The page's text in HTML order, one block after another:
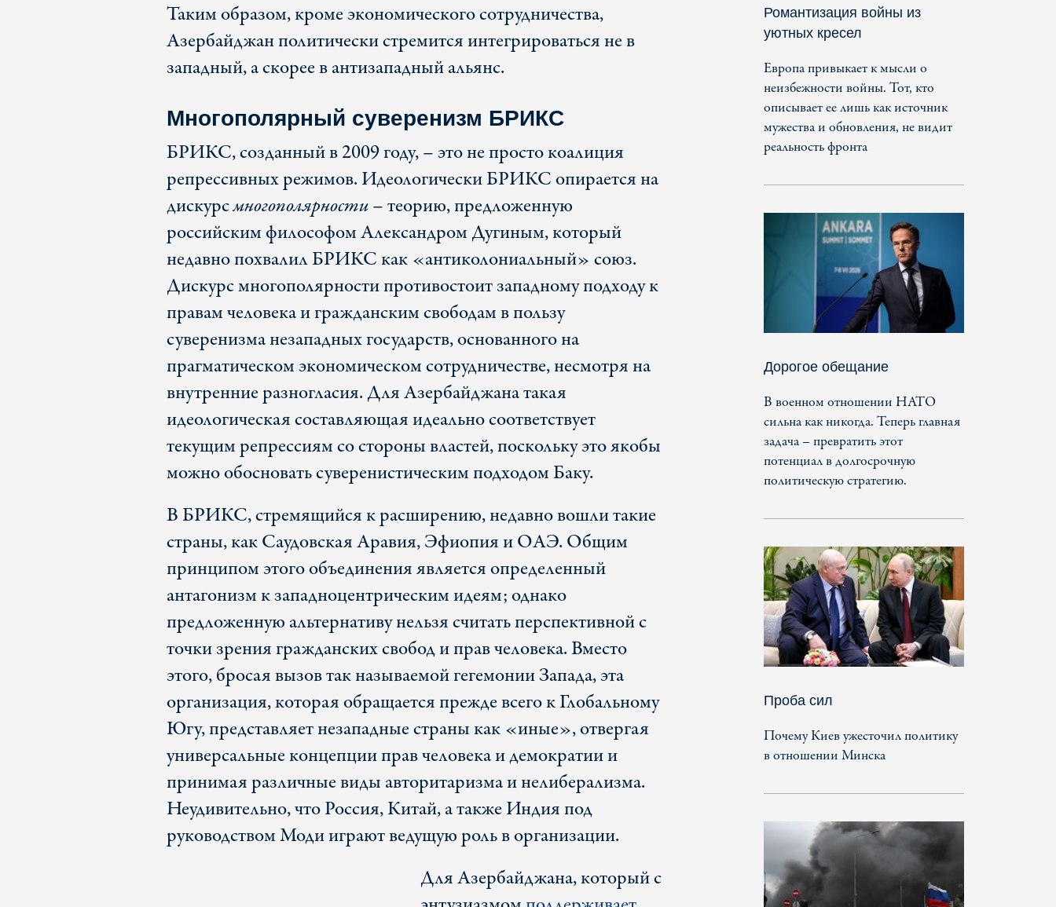
Таким образом, кроме экономического сотрудничества,
Азербайджан политически стремится интегрироваться не в
западный, а скорее в антизападный альянс.
Многополярный суверенизм БРИКС
БРИКС, созданный в 2009 году, – это не просто коалиция
репрессивных режимов. Идеологически БРИКС опирается на
дискурсмногополярности– теорию, предложенную
российским философом Александром Дугиным, который
недавно похвалил БРИКС как «антиколониальный» союз.
Дискурс многополярности противостоит западному подходу к
правам человека и гражданским свободам в пользу
суверенизма незападных государств, основанного на
прагматическом экономическом сотрудничестве, несмотря на
внутренние разногласия. Для Азербайджана такая
идеологическая составляющая идеально соответствует
текущим репрессиям со стороны властей, поскольку это якобы
можно обосновать суверенистическим подходом Баку.
В БРИКС, стремящийся к расширению, недавно вошли такие
страны, как Саудовская Аравия, Эфиопия и ОАЭ. Общим
принципом этого объединения является определенный
антагонизм к западноцентрическим идеям; однако
предложенную альтернативу нельзя считать перспективной с
точки зрения гражданских свобод и прав человека. Вместо
этого, бросая вызов так называемой гегемонии Запада, эта
организация, которая обращается прежде всего к Глобальному
Югу, представляет незападные страны как «иные», отвергая
универсальные концепции прав человека и демократии и
принимая различные виды авторитаризма и нелиберализма.
Неудивительно, что Россия, Китай, а также Индия под
руководством Моди играют ведущую роль в организации.
Для Азербайджана, который с
Романтизация войны из
уютных кресел
Европа привыкает к мысли о
неизбежности войны. Тот, кто
описывает ее лишь как источник
мужества и обновления, не видит
реальность фронта
Дорогое обещание
В военном отношении НАТО
сильна как никогда. Теперь главная
задача – превратить этот
потенциал в долгосрочную
политическую стратегию.
Проба сил
Почему Киев ужесточил политику
в отношении Минска